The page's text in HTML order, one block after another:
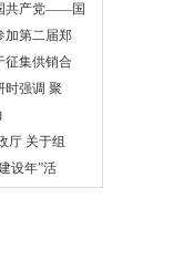
共产党——国
加第二届郑
征集供销合
时强调 聚
厅 关于组
设年”活